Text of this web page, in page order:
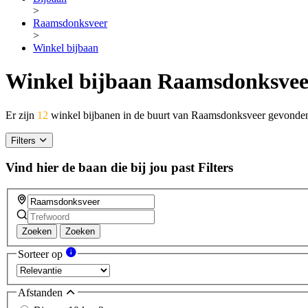
>
Raamsdonksveer
>
Winkel bijbaan
Winkel bijbaan
Er zijn 12 winkel bijbanen in de buurt van Raamsdonksveer
Filters
Vind hier de baan die bij jou past Filters
Zoeken Zoeken
Sorteer op
Afstanden